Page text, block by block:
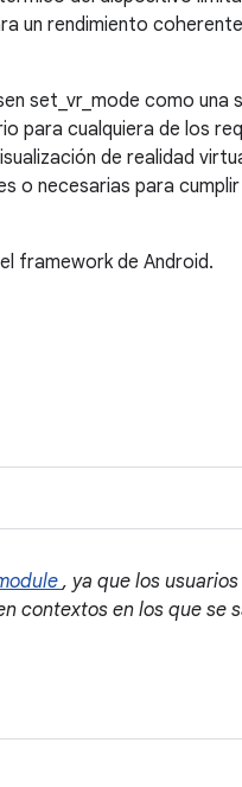
un rendimiento
set_vr_mode como una
para cualquiera de los
de realidad
o necesarias para
framework de Android.
, ya que los
contextos en los que se